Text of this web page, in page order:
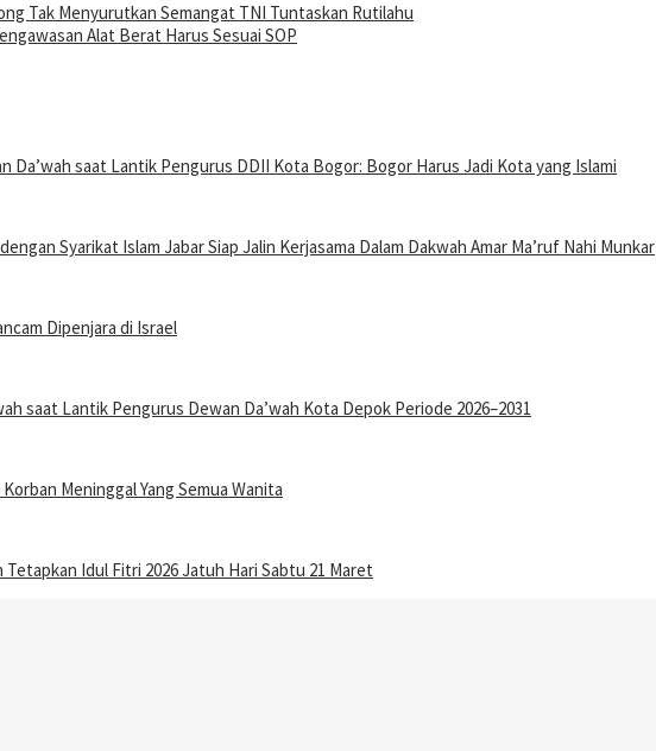
Tak Menyurutkan Semangat TNI Tuntaskan Rutilahu
Alat Berat Harus Sesuai SOP
Da’wah saat Lantik Pengurus DDII Kota Bogor: Bogor Harus Jadi Kota yang Islami
Syarikat Islam Jabar Siap Jalin Kerjasama Dalam Dakwah Amar Ma’ruf Nahi Munkar
Dipenjara di Israel
saat Lantik Pengurus Dewan Da’wah Kota Depok Periode 2026–2031
Meninggal Yang Semua Wanita
Idul Fitri 2026 Jatuh Hari Sabtu 21 Maret